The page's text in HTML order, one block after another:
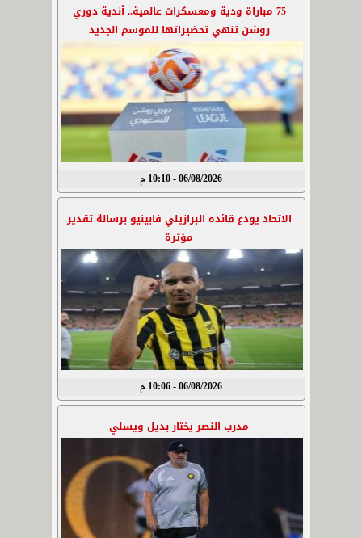
75 مباراة ودية ومعسكرات عالمية.. أندية دوري
روشن تنهي تحضيراتها للموسم الجديد
06/08/2026 - 10:10 م
الاتحاد يودع قائده البرازيلي فابينيو برسالة تقدير
مؤثرة
06/08/2026 - 10:06 م
مدرب النصر يختار بديل ويسلي